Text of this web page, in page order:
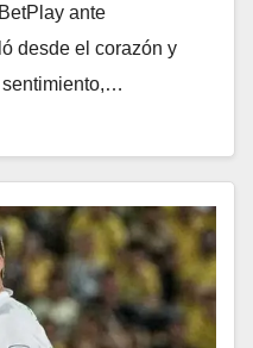
ante
desde el corazón y
sentimiento,…